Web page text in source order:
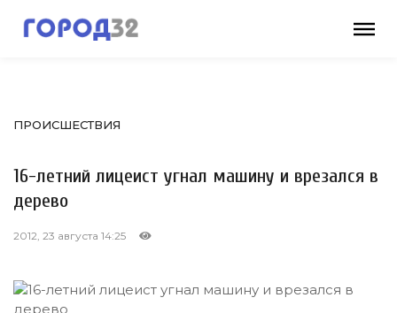
ПРОИСШЕСТВИЯ
16-летний лицеист угнал машину и врезался в
дерево
2012, 23 августа 14:25